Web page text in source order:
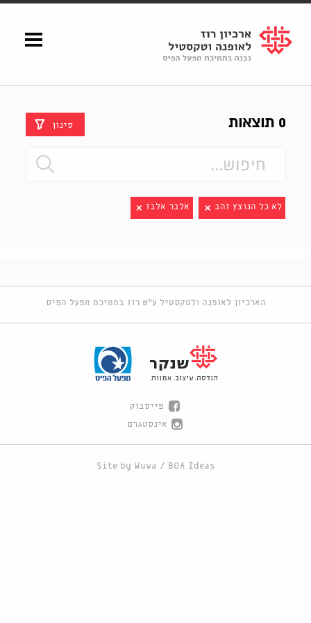
Shenkar
Logo
0 תוצאות סינון
לא כל הנוצץ זהב אלבר אלבז
הארכיון לאופנה ולטקסטיל ע"ש רוז בתמיכת מפעל הפיס
פייסבוק
אינסטגרם
Site by Wuwa / BOA Ideas